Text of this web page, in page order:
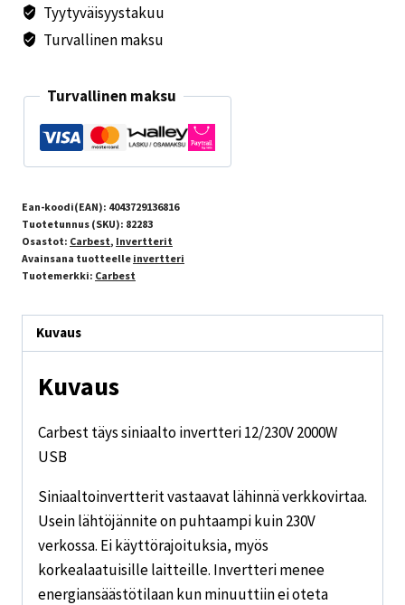
Tyytyväisyystakuu
Turvallinen maksu
Turvallinen maksu
Ean-koodi(EAN): 4043729136816
Tuotetunnus (SKU): 82283
Osastot: Carbest, Invertterit
Avainsana tuotteelle invertteri
Tuotemerkki: Carbest
Kuvaus
Kuvaus
Carbest täys siniaalto invertteri 12/230V 2000W
USB
Siniaaltoinvertterit vastaavat lähinnä verkkovirtaa.
Usein lähtöjännite on puhtaampi kuin 230V
verkossa. Ei käyttörajoituksia, myös
korkealaatuisille laitteille. Invertteri menee
energiansäästötilaan kun minuuttiin ei oteta